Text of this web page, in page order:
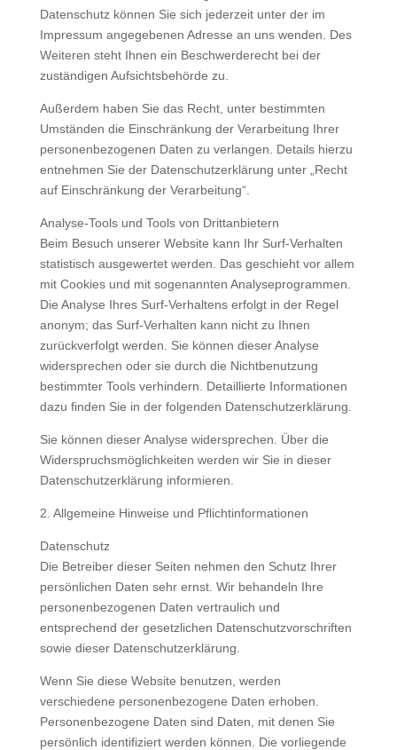
Datenschutz können Sie sich jederzeit unter der im
Impressum angegebenen Adresse an uns wenden. Des
Weiteren steht Ihnen ein Beschwerderecht bei der
zuständigen Aufsichtsbehörde zu.
Außerdem haben Sie das Recht, unter bestimmten
Umständen die Einschränkung der Verarbeitung Ihrer
personenbezogenen Daten zu verlangen. Details hierzu
entnehmen Sie der Datenschutzerklärung unter „Recht
auf Einschränkung der Verarbeitung“.
Analyse-Tools und Tools von Drittanbietern
Beim Besuch unserer Website kann Ihr Surf-Verhalten
statistisch ausgewertet werden. Das geschieht vor allem
mit Cookies und mit sogenannten Analyseprogrammen.
Die Analyse Ihres Surf-Verhaltens erfolgt in der Regel
anonym; das Surf-Verhalten kann nicht zu Ihnen
zurückverfolgt werden. Sie können dieser Analyse
widersprechen oder sie durch die Nichtbenutzung
bestimmter Tools verhindern. Detaillierte Informationen
dazu finden Sie in der folgenden Datenschutzerklärung.
Sie können dieser Analyse widersprechen. Über die
Widerspruchsmöglichkeiten werden wir Sie in dieser
Datenschutzerklärung informieren.
2. Allgemeine Hinweise und Pflichtinformationen
Datenschutz
Die Betreiber dieser Seiten nehmen den Schutz Ihrer
persönlichen Daten sehr ernst. Wir behandeln Ihre
personenbezogenen Daten vertraulich und
entsprechend der gesetzlichen Datenschutzvorschriften
sowie dieser Datenschutzerklärung.
Wenn Sie diese Website benutzen, werden
verschiedene personenbezogene Daten erhoben.
Personenbezogene Daten sind Daten, mit denen Sie
persönlich identifiziert werden können. Die vorliegende